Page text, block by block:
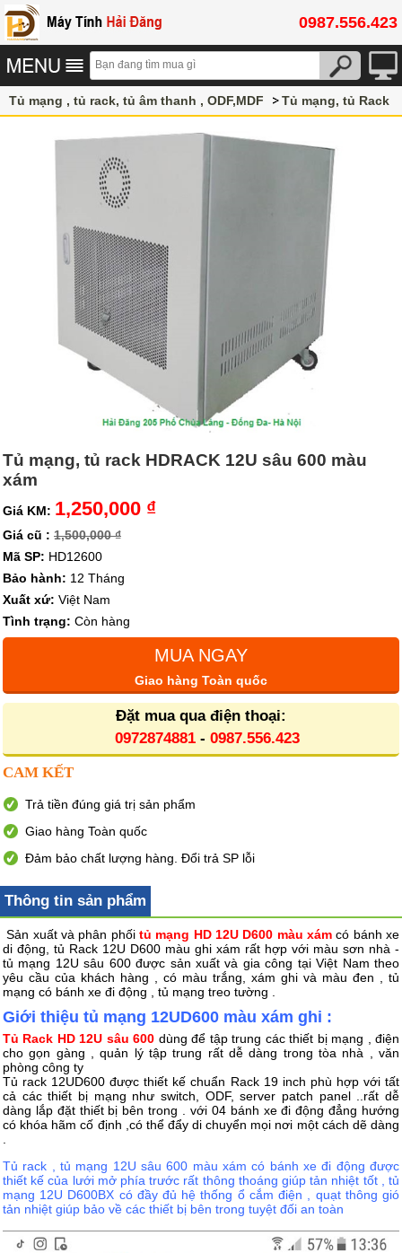
0987.556.423
Tủ mạng , tủ rack, tủ âm thanh , ODF,MDF Tủ mạng, tủ Rack
Tủ mạng, tủ rack HDRACK 12U sâu 600 màu
xám
Giá KM: 1,250,000 ₫
Giá cũ : 1,500,000 ₫
Mã SP: HD12600
Bảo hành: 12 Tháng
Xuất xứ: Việt Nam
Tình trạng: Còn hàng
MUA NGAY
Giao hàng Toàn quốc
Đặt mua qua điện thoại:
0972874881- 0987.556.423
CAM KẾT
Trả tiền đúng giá trị sản phẩm
Giao hàng Toàn quốc
Đảm bảo chất lượng hàng. Đổi trả SP lỗi
Thông tin sản phẩm
Sản xuất và phân phối tủ mạng HD 12U D600 màu xám có bánh xe
di động, tủ Rack 12U D600 màu ghi xám rất hợp với màu sơn nhà -
tủ mạng 12U sâu 600 được sản xuất và gia công tại Việt Nam theo
yêu cầu của khách hàng , có màu trắng, xám ghi và màu đen , tủ
mạng có bánh xe đi động , tủ mạng treo tường .
Giới thiệu tủ mạng 12UD600 màu xám ghi :
Tủ Rack HD 12U sâu 600 dùng để tập trung các thiết bị mạng , điện
cho gọn gàng , quản lý tập trung rất dễ dàng trong tòa nhà , văn
phòng công ty
Tủ rack 12UD600 được thiết kế chuẩn Rack 19 inch phù hợp với tất
cả các thiết bị mạng như switch, ODF, server patch panel ..rất dễ
dàng lắp đặt thiết bị bên trong . với 04 bánh xe đi động đẳng hướng
có khóa hãm cố định ,có thể đẩy di chuyển mọi nơi một cách dẽ dàng
.
Tủ rack , tủ mạng 12U sâu 600 màu xám có bánh xe đi động được
thiết kế của lưới mở phía trước rất thông thoáng giúp tản nhiệt tốt , tủ
mạng 12U D600BX có đầy đủ hệ thống ổ cắm điện , quạt thông gió
tản nhiệt giúp bảo về các thiết bị bên trong tuyệt đối an toàn